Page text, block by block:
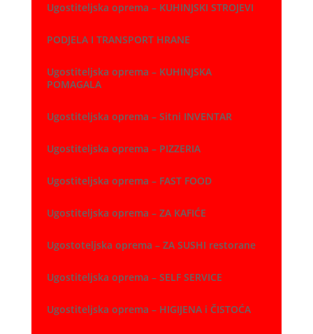
Ugostiteljska oprema – KUHINJSKI STROJEVI
PODJELA I TRANSPORT HRANE
Ugostiteljska oprema – KUHINJSKA
POMAGALA
Ugostiteljska oprema – Sitni INVENTAR
Ugostiteljska oprema – PIZZERIA
Ugostiteljska oprema – FAST FOOD
Ugostiteljska oprema – ZA KAFIĆE
Ugostoteljska oprema – ZA SUSHI restorane
Ugostiteljska oprema – SELF SERVICE
Ugostiteljska oprema – HIGIJENA i ČISTOĆA